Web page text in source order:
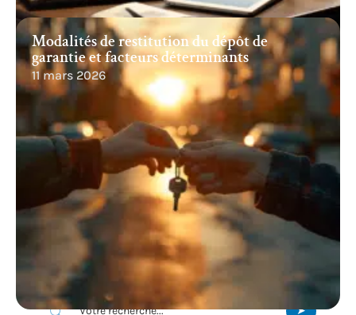
Modalités de restitution du dépôt de
garantie et facteurs déterminants
11 mars 2026
Recherche